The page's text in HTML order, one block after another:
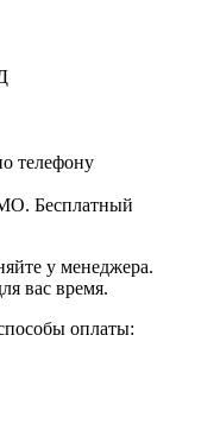
телефону
Бесплатный
у менеджера.
вас время.
оплаты: